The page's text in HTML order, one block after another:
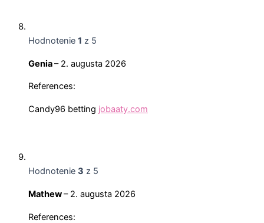
Hodnotenie 1 z 5
Genia– 2. augusta 2026
References:
Candy96 betting jobaaty.com
Hodnotenie 3 z 5
Mathew– 2. augusta 2026
References: